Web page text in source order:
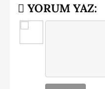
YORUM YAZ: